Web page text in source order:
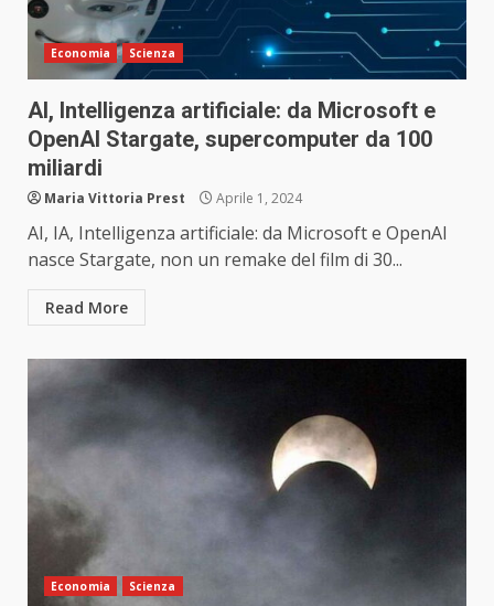
Economia Scienza
AI, Intelligenza artificiale: da Microsoft e
OpenAI Stargate, supercomputer da 100
miliardi
Maria Vittoria Prest Aprile 1, 2024
AI, IA, Intelligenza artificiale: da Microsoft e OpenAI
nasce Stargate, non un remake del film di 30...
Read More
Economia Scienza